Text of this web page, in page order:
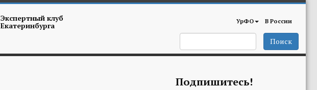
Экспертный клуб
Екатеринбурга УрФО В России
Поиск
Подпишитесь!